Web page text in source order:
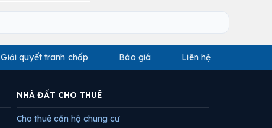
Giải quyết tranh chấp Báo giá Liên hệ
NHÀ ĐẤT CHO THUÊ
Cho thuê căn hộ chung cư